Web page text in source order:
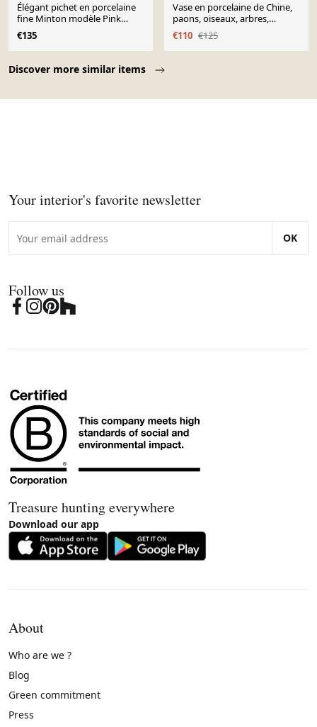
Discover more similar items
Élégant pichet en porcelaine
fine Minton modèle Pink
Cockatrice 15,5 cm
€135
Vase en porcelaine de Chine,
paons, oiseaux, arbres,
pivoines
€110 €125
Your interior's favorite newsletter
OK
Follow us
Treasure hunting everywhere
Download our app
About
Who are we ?
Blog
Green commitment
Press